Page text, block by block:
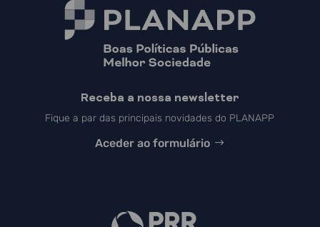
Receba a nossa newsletter
Fique a par das principais novidades do PLANAPP
Aceder ao formulário